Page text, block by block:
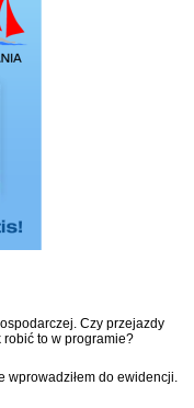
Czy przejazdy
robić to w programie?
wprowadziłem do ewidencji.